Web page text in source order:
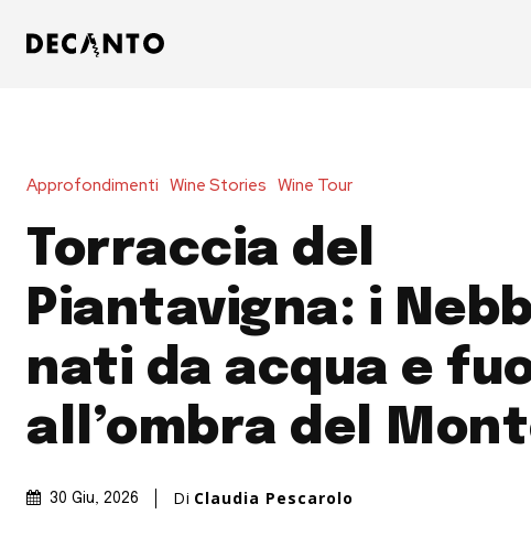
Approfondimenti Wine Stories Wine Tour
Torraccia del
Piantavigna: i
nati da acqua e
all’ombra del
30 Giu, 2026 Di Claudia Pescarolo